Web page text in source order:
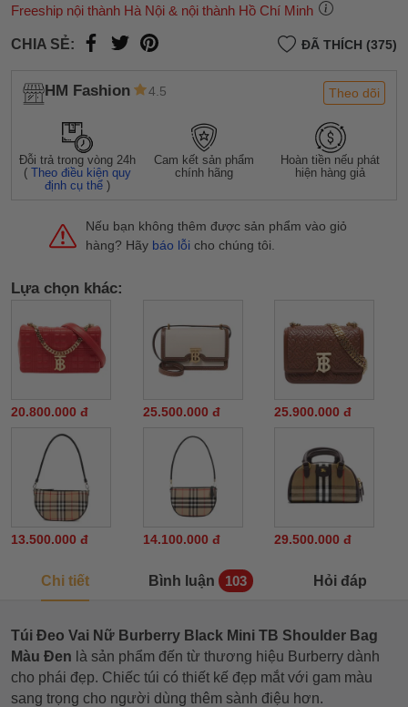
Freeship nội thành Hà Nội & nội thành Hồ Chí Minh
CHIA SẺ: ĐÃ THÍCH (375)
HM Fashion 4.5 Theo dõi
Đỗi trả trong vòng 24h
(Theo điều kiện quy
định cụ thể )
Cam kết sản phẩm
chính hãng
Hoàn tiền nếu phát
hiện hàng giả
Nếu bạn không thêm được sản phẩm vào giỏ
hàng? Hãy báo lỗi cho chúng tôi.
Lựa chọn khác:
20.800.000 đ 25.500.000 đ 25.900.000 đ
13.500.000 đ 14.100.000 đ 29.500.000 đ
Chi tiết Bình luận 103 Hỏi đáp
Túi Đeo Vai Nữ Burberry Black Mini TB Shoulder Bag
Màu Đen là sản phẩm đến từ thương hiệu Burberry dành
cho phái đẹp. Chiếc túi có thiết kế đẹp mắt với gam màu
sang trọng cho người dùng thêm sành điệu hơn.